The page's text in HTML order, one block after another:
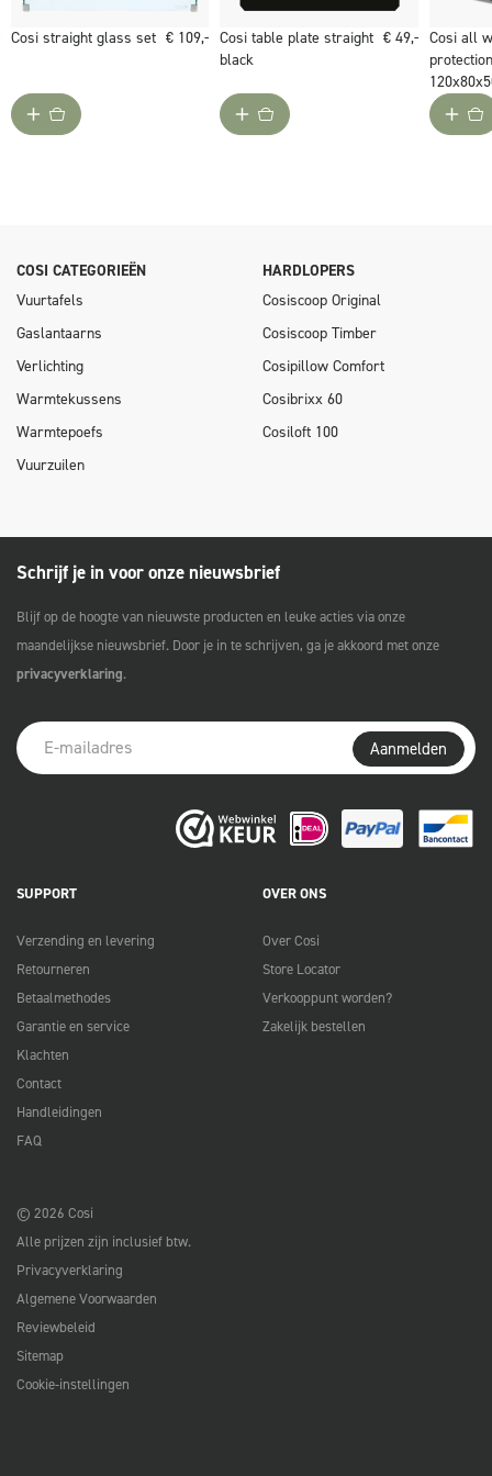
Cosi straight glass set € 109,- Cosi table plate straight
black
€ 49,- Cosi all
COSI CATEGORIEËN
Vuurtafels
Gaslantaarns
Verlichting
Warmtekussens
Warmtepoefs
Vuurzuilen
HARDLOPERS
Cosiscoop Original
Cosiscoop Timber
Cosipillow Comfort
Cosibrixx 60
Cosiloft 100
Schrijf je in voor onze nieuwsbrief
Blijf op de hoogte van nieuwste producten en leuke acties via onze
maandelijkse nieuwsbrief. Door je in te schrijven, ga je akkoord met onze
privacyverklaring.
Aanmelden
SUPPORT
Verzending en levering
Retourneren
Betaalmethodes
Garantie en service
Klachten
Contact
Handleidingen
FAQ
OVER ONS
Over Cosi
Store Locator
Verkooppunt worden?
Zakelijk bestellen
© 2026 Cosi
Alle prijzen zijn inclusief btw.
Privacyverklaring
Algemene Voorwaarden
Reviewbeleid
Sitemap
Cookie-instellingen